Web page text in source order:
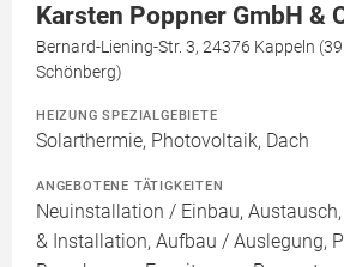
Karsten Poppner GmbH &
Bernard-Liening-Str. 3, 24376 Kappeln
Schönberg)
HEIZUNG SPEZIALGEBIETE
Solarthermie, Photovoltaik, Dach
ANGEBOTENE TÄTIGKEITEN
Neuinstallation / Einbau,
& Installation, Aufbau / Auslegung,